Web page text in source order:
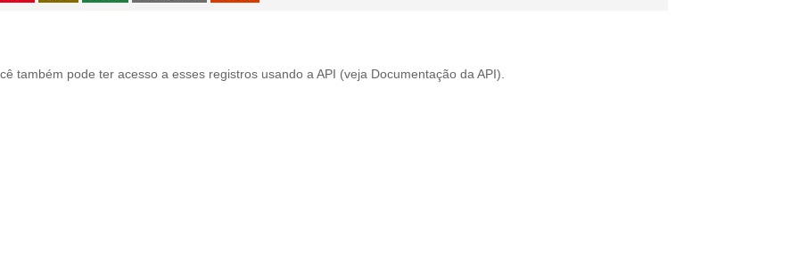
também pode ter acesso a esses registros usando a API (veja Documentação da API ).